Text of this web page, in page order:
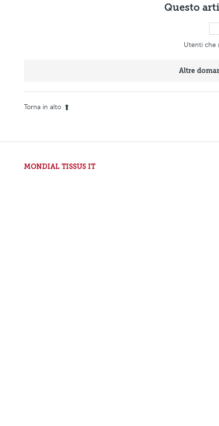
Questo
Utenti che
Altre
Torna in alto
MONDIAL TISSUS IT